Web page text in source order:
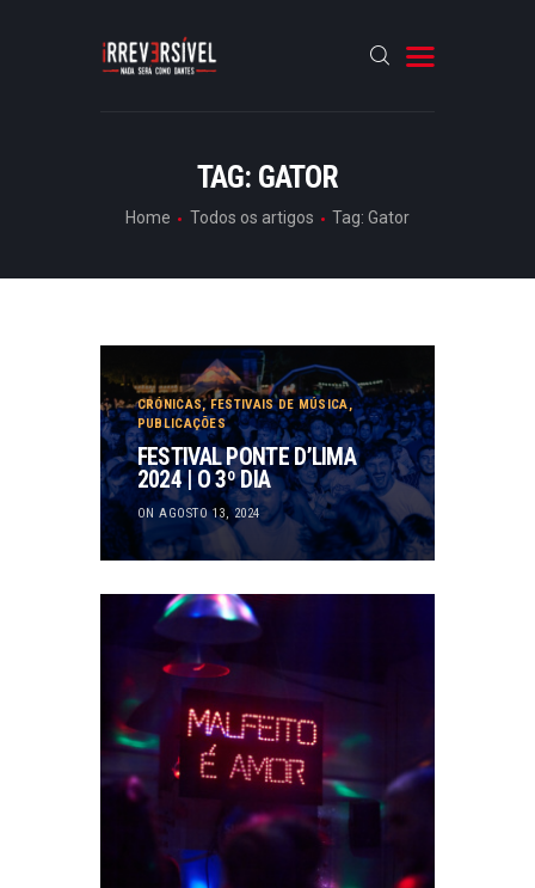
TAG: GATOR
Home Todos os artigos Tag: Gator
CRÓNICAS
CRÓNICAS,FESTIVAIS DE MÚSICA,
PUBLICAÇÕES
FESTIVAL PONTE D’LIMA
2024 | O 3º DIA
ON AGOSTO 13, 2024